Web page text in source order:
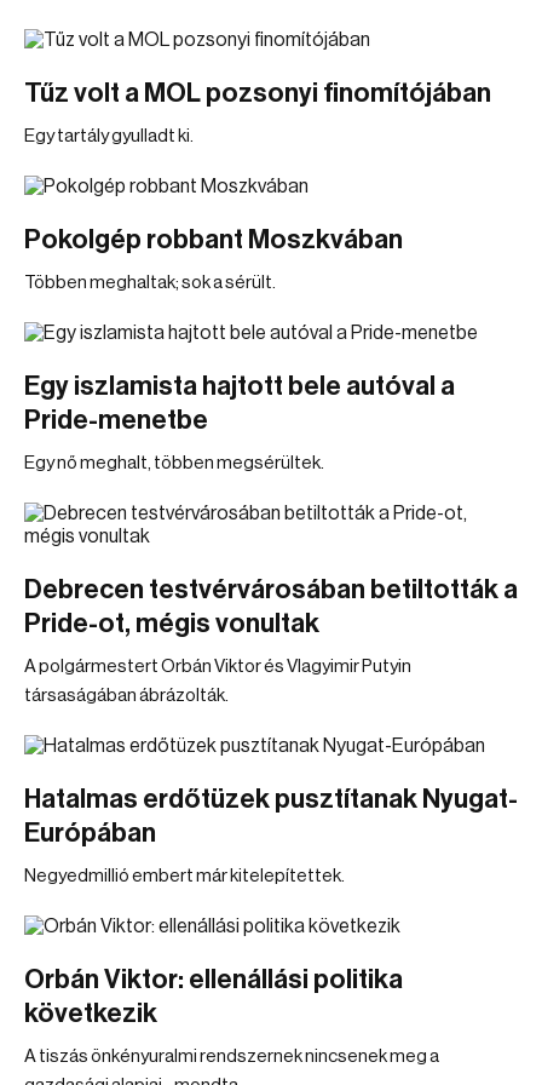
Tűz volt a MOL pozsonyi finomítójában
Egy tartály gyulladt ki.
Pokolgép robbant Moszkvában
Többen meghaltak; sok a sérült.
Egy iszlamista hajtott bele autóval a
Pride-menetbe
Egy nő meghalt, többen megsérültek.
Debrecen testvérvárosában betiltották a
Pride-ot, mégis vonultak
A polgármestert Orbán Viktor és Vlagyimir Putyin
társaságában ábrázolták.
Hatalmas erdőtüzek pusztítanak Nyugat-
Európában
Negyedmillió embert már kitelepítettek.
Orbán Viktor: ellenállási politika
következik
A tiszás önkényuralmi rendszernek nincsenek meg a